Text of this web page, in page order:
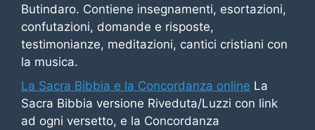
Butindaro. Contiene insegnamenti, esortazioni,
confutazioni, domande e risposte,
testimonianze, meditazioni, cantici cristiani con
la musica.
La Sacra Bibbia e la Concordanza online La
Sacra Bibbia versione Riveduta/Luzzi con link
ad ogni versetto, e la Concordanza